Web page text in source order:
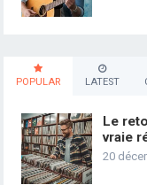
POPULAR LATEST
Le
vraie
20